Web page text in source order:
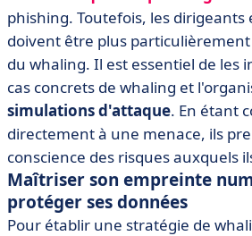
phishing. Toutefois, les dirigeants
doivent être plus
du whaling. Il est essentiel de les
cas concrets de whaling et
simulations d'attaque. En étant
directement à une menace, ils
conscience des risques auxquels
Maîtriser son empreinte
protéger ses données
Pour établir une stratégie de